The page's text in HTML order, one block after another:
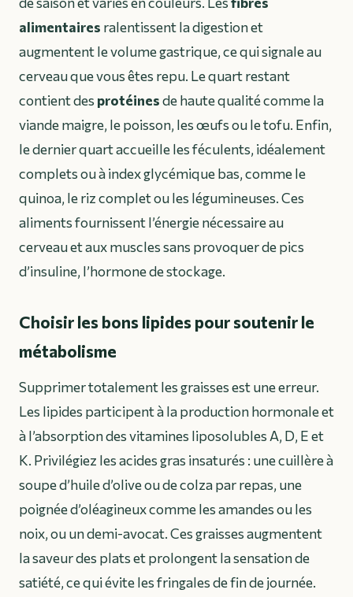
alimentaires ralentissent la digestion et
augmentent le volume gastrique, ce qui signale au
cerveau que vous êtes repu. Le quart restant
contient desprotéinesde haute qualité comme la
viande maigre, le poisson, les œufs ou le tofu. Enfin,
le dernier quart accueille les féculents, idéalement
complets ou à index glycémique bas, comme le
quinoa, le riz complet ou les légumineuses. Ces
aliments fournissent l’énergie nécessaire au
cerveau et aux muscles sans provoquer de pics
d’insuline, l’hormone de stockage.
Choisir les bons lipides pour soutenir le
métabolisme
Supprimer totalement les graisses est une erreur.
Les lipides participent à la production hormonale et
à l’absorption des vitamines liposolubles A, D, E et
K. Privilégiez les acides gras insaturés : une cuillère à
soupe d’huile d’olive ou de colza par repas, une
poignée d’oléagineux comme les amandes ou les
noix, ou un demi-avocat. Ces graisses augmentent
la saveur des plats et prolongent la sensation de
satiété, ce qui évite les fringales de fin de journée.